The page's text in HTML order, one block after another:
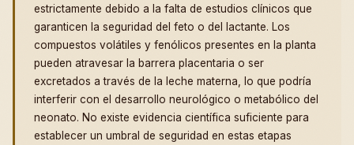
estrictamente debido a la falta de estudios clínicos que
garanticen la seguridad del feto o del lactante. Los
compuestos volátiles y fenólicos presentes en la planta
pueden atravesar la barrera placentaria o ser
excretados a través de la leche materna, lo que podría
interferir con el desarrollo neurológico o metabólico del
neonato. No existe evidencia científica suficiente para
establecer un umbral de seguridad en estas etapas